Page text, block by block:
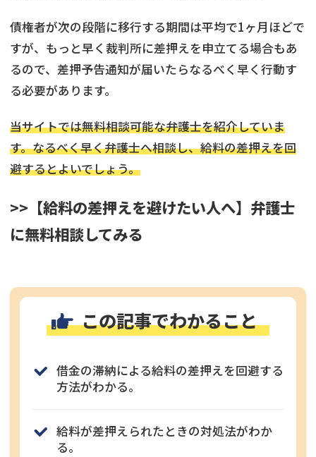
債権者が次の段階に移行する期間は平均で1ヶ月ほどで
すが、もっと早く裁判所に差押えを申立てる場合もあ
るので、差押予告通知が届いたらなるべく早く行動す
る必要があります。
当サイトでは無料相談可能な弁護士を紹介していま
す。なるべく早く弁護士へ相談し、給料の差押えを回
避するとよいでしょう。
>>【給料の差押えを避けたい人へ】弁護士
に無料相談してみる
この記事でわかること
借金の滞納による給料の差押えを回避する
方法がわかる。
給料が差押えられたときの対処法がわか
る。